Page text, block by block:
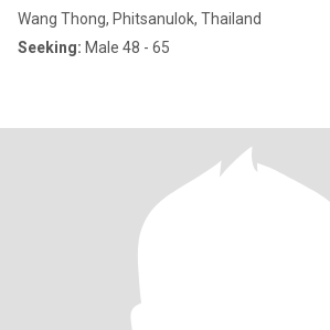
Wang Thong, Phitsanulok, Thailand
Seeking: Male 48 - 65